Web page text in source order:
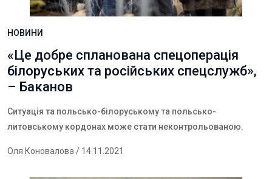
НОВИНИ
«Це добре спланована спецоперація
білоруських та російських спецслужб»,
– Баканов
Ситуація та польсько-білоруському та польсько-
литовському кордонах може стати неконтрольованою.
Оля Коновалова / 14.11.2021